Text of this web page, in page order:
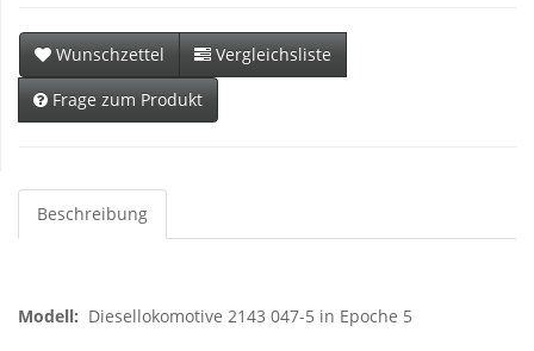
Wunschzettel
Vergleichsliste
Frage zum Produkt
Beschreibung
Modell: Diesellokomotive 2143 047-5 in Epoche 5